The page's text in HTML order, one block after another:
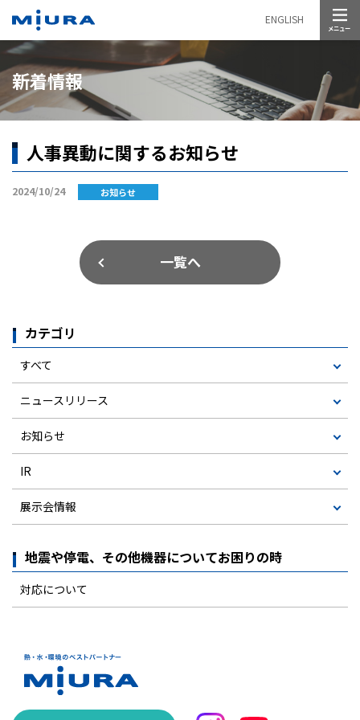
ENGLISH
新着情報
人事異動に関するお知らせ
2024/10/24 お知らせ
一覧へ
カテゴリ
すべて
ニュースリリース
お知らせ
IR
展示会情報
地震や停電、その他機器についてお困りの時
対応について